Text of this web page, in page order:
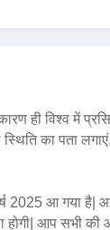
ही विश्व में
स्थिति का पता
2025 आ गया है|
होगी| आप सभी